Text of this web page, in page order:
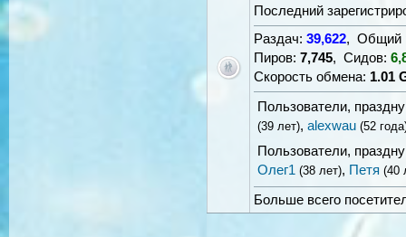
@dmivyado:
Установил BitComet и
вперёд,то назад!!!))))
2026-07-25 14:25 @dmivyado:А
2026-07-25 14:21 @dmivyado:
@dmivyado :
@TimurN90 :И
Города и России желаю
понимания огромной
здоровья всем вам и
Последний
Раздач: 39,622, Общий
Пиров: 7,745, Сидов:
Скорость обмена: 1.01
Пользователи,
(39 лет), alexwau (52
Пользователи,
Олег1 (38 лет), Петя (40
Больше всего